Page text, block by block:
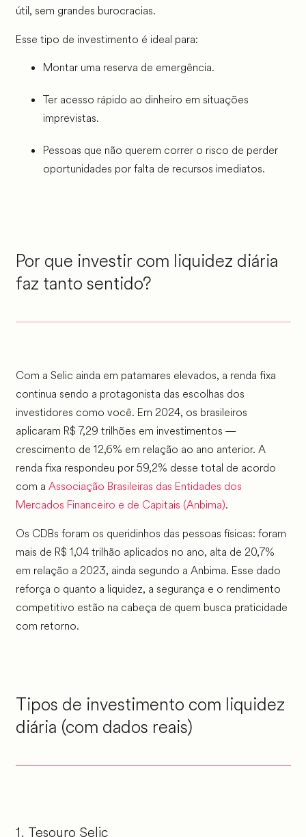
útil, sem grandes burocracias.
Esse tipo de investimento é ideal para:
Montar uma reserva de emergência.
Ter acesso rápido ao dinheiro em situações
imprevistas.
Pessoas que não querem correr o risco de perder
oportunidades por falta de recursos imediatos.
Por que investir com liquidez diária
faz tanto sentido?
Com a Selic ainda em patamares elevados, a renda fixa
continua sendo a protagonista das escolhas dos
investidores como você. Em 2024, os brasileiros
aplicaram R$ 7,29 trilhões em investimentos —
crescimento de 12,6% em relação ao ano anterior. A
renda fixa respondeu por 59,2% desse total de acordo
com a Associação Brasileiras das Entidades dos
Mercados Financeiro e de Capitais (Anbima).
Os CDBs foram os queridinhos das pessoas físicas: foram
mais de R$ 1,04 trilhão aplicados no ano, alta de 20,7%
em relação a 2023, ainda segundo a Anbima. Esse dado
reforça o quanto a liquidez, a segurança e o rendimento
competitivo estão na cabeça de quem busca praticidade
com retorno.
Tipos de investimento com liquidez
diária (com dados reais)
1. Tesouro Selic